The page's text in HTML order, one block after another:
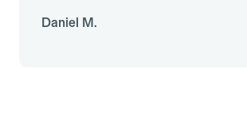
Daniel M.